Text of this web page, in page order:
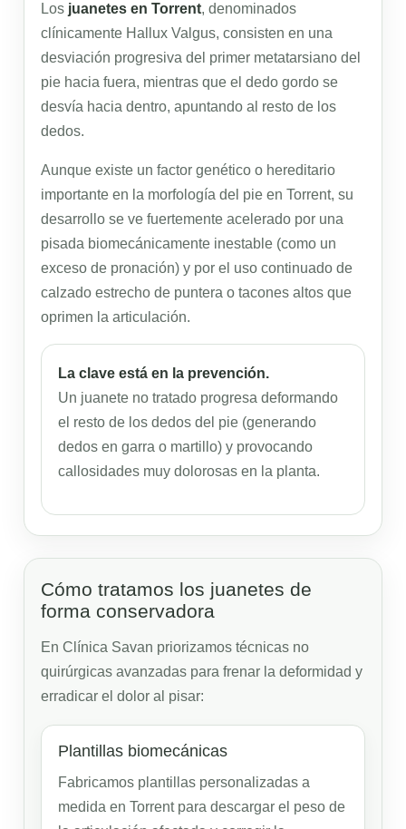
Los juanetes en Torrent, denominados
clínicamente Hallux Valgus, consisten en una
desviación progresiva del primer metatarsiano del
pie hacia fuera, mientras que el dedo gordo se
desvía hacia dentro, apuntando al resto de los
dedos.
Aunque existe un factor genético o hereditario
importante en la morfología del pie en Torrent, su
desarrollo se ve fuertemente acelerado por una
pisada biomecánicamente inestable (como un
exceso de pronación) y por el uso continuado de
calzado estrecho de puntera o tacones altos que
oprimen la articulación.
La clave está en la prevención.
Un juanete no tratado progresa deformando
el resto de los dedos del pie (generando
dedos en garra o martillo) y provocando
callosidades muy dolorosas en la planta.
Cómo tratamos los juanetes de
forma conservadora
En Clínica Savan priorizamos técnicas no
quirúrgicas avanzadas para frenar la deformidad y
erradicar el dolor al pisar:
Plantillas biomecánicas
Fabricamos plantillas personalizadas a
medida en Torrent para descargar el peso de